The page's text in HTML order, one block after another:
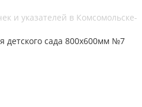
и указателей в Комсомольске-
детского сада 800х600мм №7